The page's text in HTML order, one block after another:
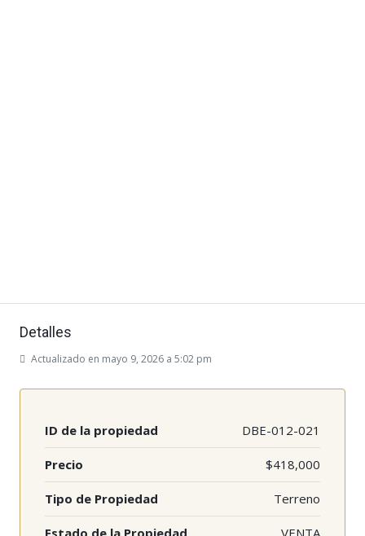
Detalles
Actualizado en mayo 9, 2026 a 5:02 pm
ID de la propiedad DBE-012-021
Precio $418,000
Tipo de Propiedad Terreno
Estado de la Propiedad VENTA